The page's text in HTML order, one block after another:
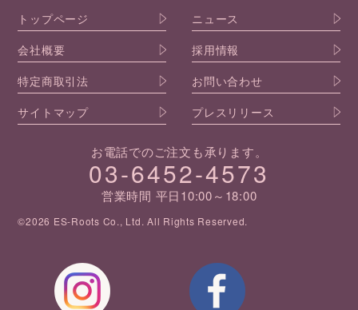
トップページ
ニュース
会社概要
採用情報
特定商取引法
お問い合わせ
サイトマップ
プレスリリース
お電話でのご注文も承ります。
03-6452-4573
営業時間 平日10:00～18:00
©2026 ES-Roots Co., Ltd. All Rights Reserved.